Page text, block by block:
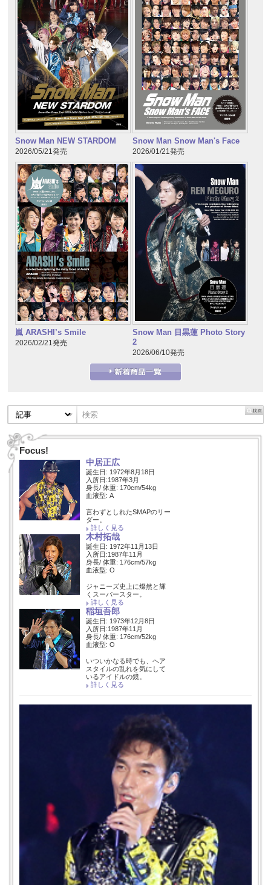
Snow Man NEW STARDOM
2026/05/21発売
Snow Man Snow Man's Face
2026/01/21発売
嵐 ARASHI’s Smile
2026/02/21発売
Snow Man 目黒蓮 Photo Story
2
2026/06/10発売
Focus!
中居正広
誕生日: 1972年8月18日
入所日:1987年3月
身長/ 体重: 170cm/54kg
血液型: A
言わずとしれたSMAPのリー
ダー。
詳しく見る
木村拓哉
誕生日: 1972年11月13日
入所日:1987年11月
身長/ 体重: 176cm/57kg
血液型: O
ジャニーズ史上に燦然と輝
くスーパースター。
詳しく見る
稲垣吾郎
誕生日: 1973年12月8日
入所日:1987年11月
身長/ 体重: 176cm/52kg
血液型: O
いついかなる時でも、ヘア
スタイルの乱れを気にして
いるアイドルの鏡。
詳しく見る